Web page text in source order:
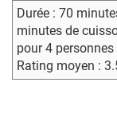
Durée : 70
minutes de
pour 4 personnes
Rating moyen :